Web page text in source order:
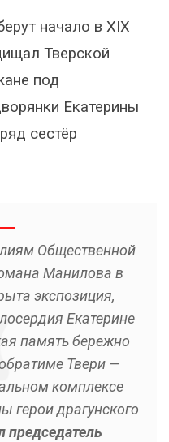
начало в XIX
Тверской
под
Екатерины
сестёр
Общественной
Манилова в
экспозиция,
Екатерине
память бережно
Твери —
комплексе
герои драгунского
председатель